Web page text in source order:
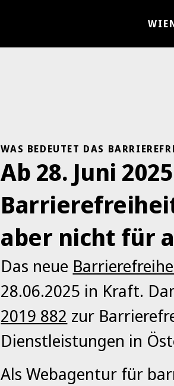
WAS BEDEUTET DAS
Ab 28. Juni
aber nicht für
Das neue
28.06.2025 in Kraft.
2019 882 zur
Dienstleistungen in
Als Webagentur für